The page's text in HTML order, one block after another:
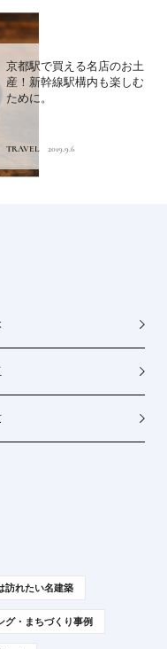
京都駅で買える名店のお土
産！新幹線駅構内も楽しむ
ために。
TRAVEL 2019.9.6
訪れたい名建築
グ・まちづくり事例